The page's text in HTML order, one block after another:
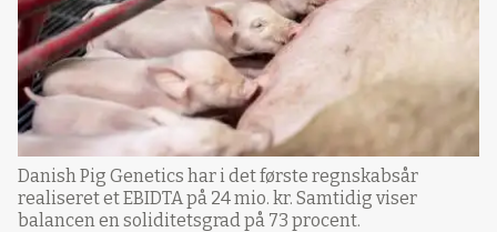
Danish Pig Genetics har i det første regnskabsår
realiseret et EBIDTA på 24 mio. kr. Samtidig viser
balancen en soliditetsgrad på 73 procent.